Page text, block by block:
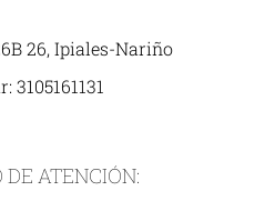
26, Ipiales-Nariño
3105161131
ATENCIÓN: